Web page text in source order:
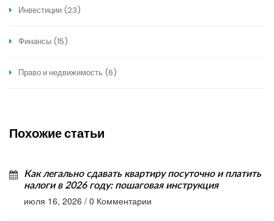
Инвестиции (23)
Финансы (15)
Право и недвижимость (6)
Похожие статьи
Как легально сдавать квартиру посуточно и платить
налоги в 2026 году: пошаговая инструкция
июля 16, 2026 / 0 Комментарии